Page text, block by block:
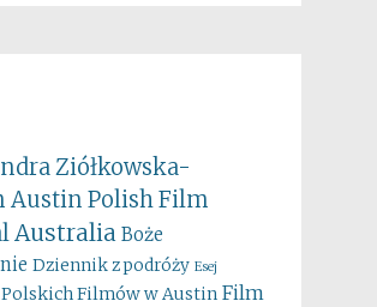
Ziółkowska-
Austin Polish Film
Australia Boże
Dziennik z podróży Esej
Filmów w Austin Film